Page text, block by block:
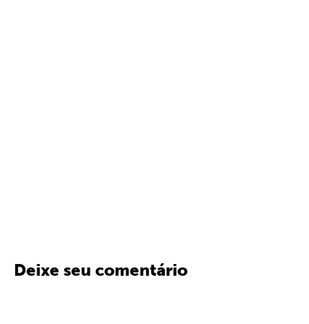
Deixe seu comentário